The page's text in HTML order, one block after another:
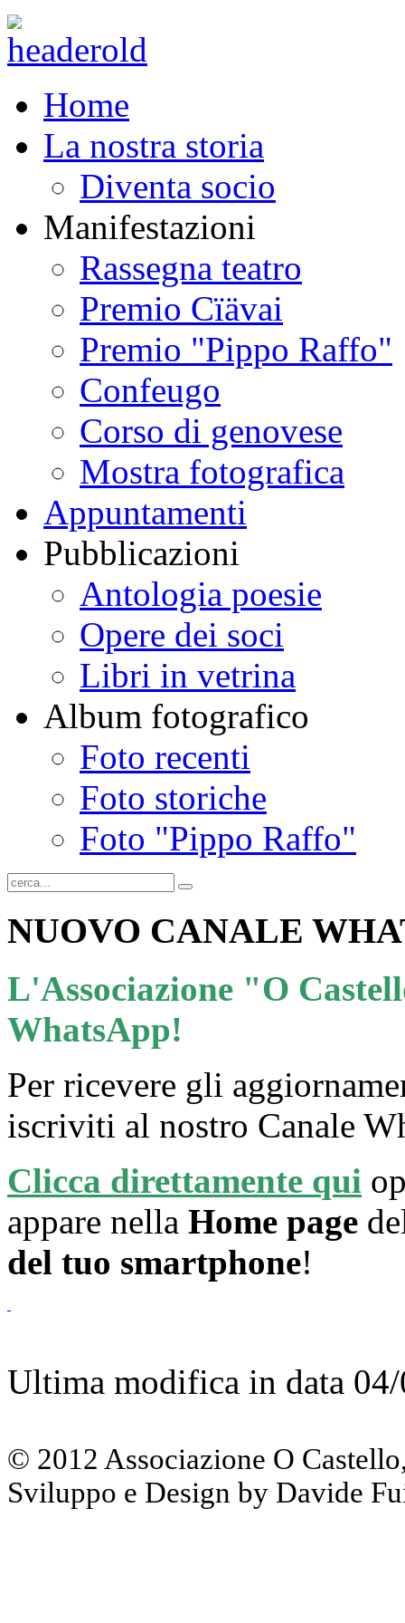
Home
La nostra storia
Diventa socio
Manifestazioni
Rassegna teatro
Premio Cïävai
Premio "Pippo Raffo"
Confeugo
Corso di genovese
Mostra fotografica
Appuntamenti
Pubblicazioni
Antologia poesie
Opere dei soci
Libri in vetrina
Album fotografico
Foto recenti
Foto storiche
Foto "Pippo Raffo"
NUOVO CANALE
L'Associazione "O
WhatsApp!
Per ricevere gli
iscriviti al nostro Canale
Clicca direttamente qui
appare nella Home page
del tuo smartphone!
Ultima modifica in data
© 2012 Associazione O
Sviluppo e Design by Davide